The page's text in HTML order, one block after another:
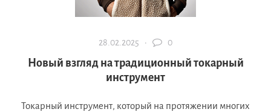
28.02.2025 · 0
Новый взгляд на традиционный токарный
инструмент
Токарный инструмент, который на протяжении многих